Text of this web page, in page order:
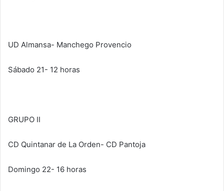
UD Almansa- Manchego Provencio
Sábado 21- 12 horas
GRUPO II
CD Quintanar de La Orden- CD Pantoja
Domingo 22- 16 horas